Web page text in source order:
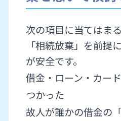
次の項目に当てはま
「相続放棄」を前提
が安全です。
借金・ローン・カー
つかった
故人が誰かの借金の